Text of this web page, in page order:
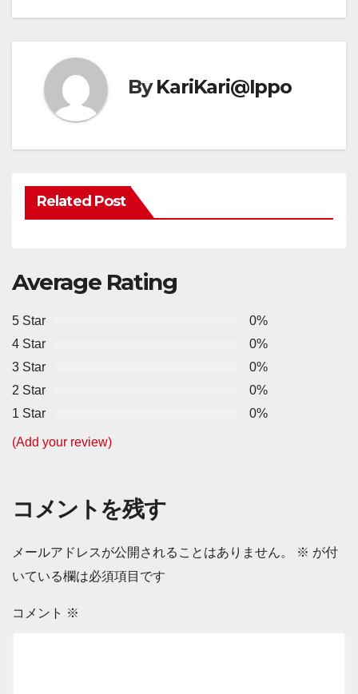
ByKariKari@Ippo
Related Post
Average Rating
5 Star
0%
4 Star
0%
3 Star
0%
2 Star
0%
1 Star
0%
(Add your review)
コメントを残す
メールアドレスが公開されることはありません。 ※ が付
いている欄は必須項目です
コメント ※